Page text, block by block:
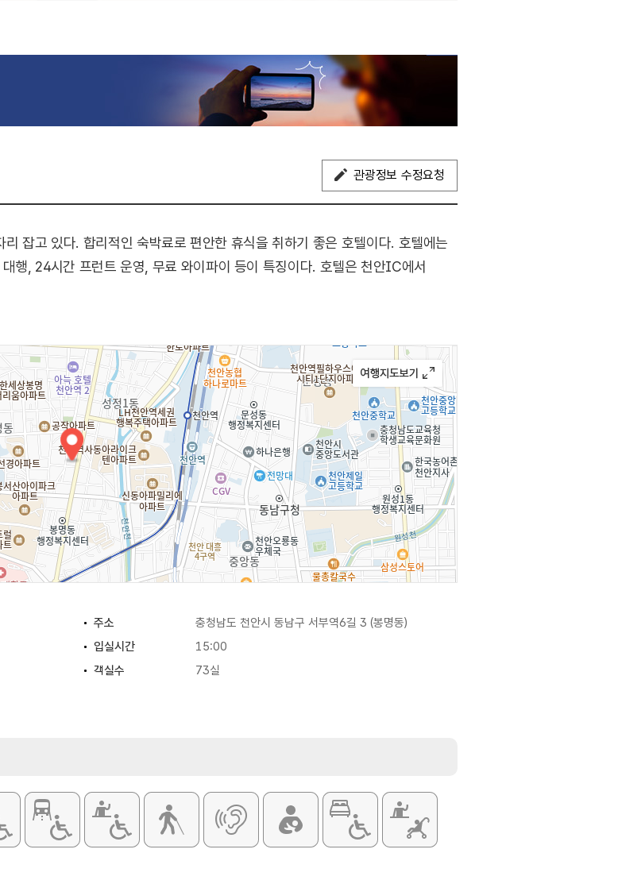
관광정보 수정요청
잡고 있다. 합리적인 숙박료로 편안한 휴식을 취하기 좋은 호텔이다. 호텔에는
행, 24시간 프런트 운영, 무료 와이파이 등이 특징이다. 호텔은 천안IC에서
주소
충청남도 천안시 동남구 서부역6길 3 (봉명동)
입실시간
15:00
객실수 73실